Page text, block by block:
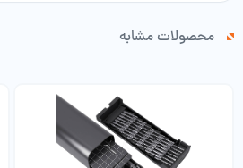
لایه دوم جعبه ابزار
پیچ درایور-3 میلی متر (شاخ دار)، 1 عدد
پیچ درایور – 5 میلی متر (فیلیپ)، 1 عدد
محصولات مشابه